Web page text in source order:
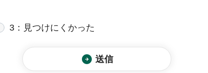
3：見つけにくかった